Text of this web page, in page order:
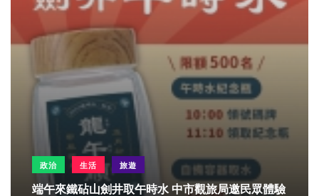
政治 生活 旅遊
端午來鐵砧山劍井取午時水 中市觀旅局邀民眾體驗